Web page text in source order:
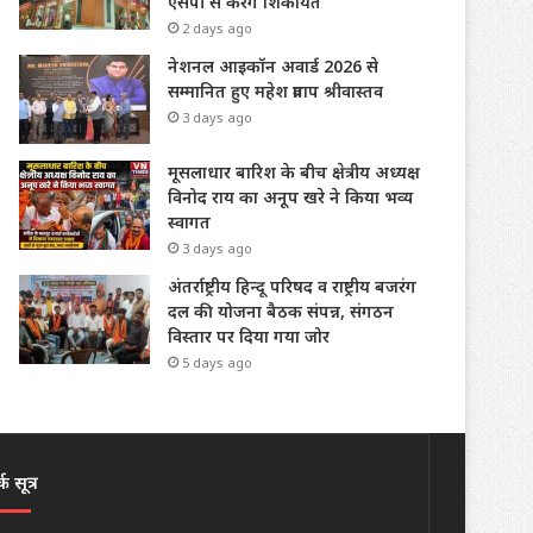
2 days ago
नेशनल आइकॉन अवार्ड 2026 से
सम्मानित हुए महेश प्रताप श्रीवास्तव
3 days ago
मूसलाधार बारिश के बीच क्षेत्रीय अध्यक्ष
विनोद राय का अनूप खरे ने किया भव्य
स्वागत
3 days ago
अंतर्राष्ट्रीय हिन्दू परिषद व राष्ट्रीय बजरंग
दल की योजना बैठक संपन्न, संगठन
विस्तार पर दिया गया जोर
5 days ago
सूत्र